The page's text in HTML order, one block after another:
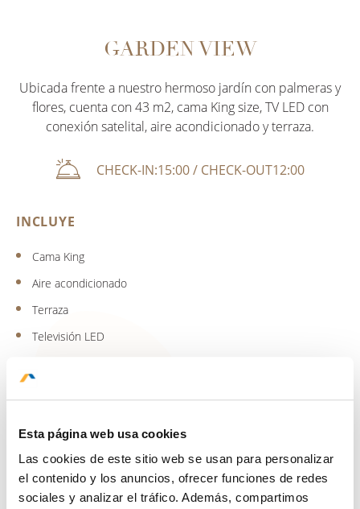
Esta página web usa cookies
Las cookies de este sitio web se usan para personalizar
el contenido y los anuncios, ofrecer funciones de redes
sociales y analizar el tráfico. Además, compartimos
GARDEN VIEW
Ubicada frente a nuestro hermoso jardín con palmeras y
flores, cuenta con 43 m2, cama King size, TV LED con
conexión satelital, aire acondicionado y terraza.
CHECK-IN:15:00 / CHECK-OUT12:00
INCLUYE
Cama King
Aire acondicionado
Terraza
Televisión LED
Mini bar